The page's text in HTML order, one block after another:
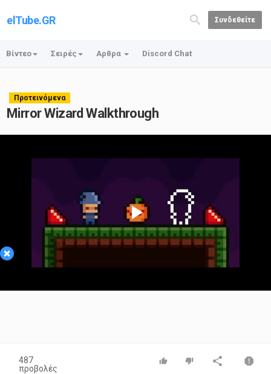
elTube.GR Συνδεθείτε
Βίντεο Σειρές Αρθρα Discord Chat
Προτεινόμενα
Mirror Wizard Walkthrough
×
Play
Video
487
προβολές